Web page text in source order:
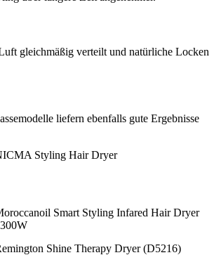
gleichmäßig verteilt und natürliche Locken
liefern ebenfalls gute Ergebnisse
Styling Hair Dryer
Smart Styling Infared Hair Dryer
Shine Therapy Dryer (D5216)